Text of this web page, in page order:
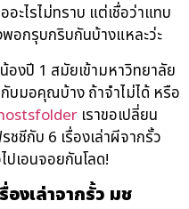
ะไรไม่ทราบ แต่เชื่อว่าแทบ
พอกรุบกริบกันบ้างแหละว่ะ
องปี 1 สมัยเข้ามหาวิทยาลัย
กับมอคุณบ้าง ถ้าจำไม่ได้ หรือ
เราขอเปลี่ยน
ชีกับ 6 เรื่องเล่าผีจากรั้ว
ปเอนจอยกันโลด!
งเล่าจากรั้ว มช